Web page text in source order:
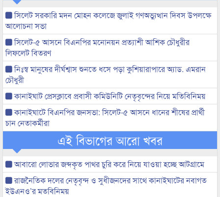
সিলেট সরকারি মদন মোহন কলেজে জুলাই গণঅভ্যুত্থান দিবস উপলক্ষে
আলোচনা সভা
সিলেট-৫ আসনে বিএনপির মনোনয়ন প্রত্যাশী আশিক চৌধুরীর
লিফলেট বিতরণ
নিঃস্ব মানুষের দীর্ঘশ্বাস শুনতে ধসে পড়া কুশিয়ারাপারে অ্যাড. এমরান
চৌধুরী
কানাইঘাট প্রেসক্লাবে প্রবাসী কমিউনিটি নেতৃবৃন্দের নিয়ে মতিবিনিময়
কানাইঘাটে বিএনপির জনসভা: সিলেট-৫ আসনে ধানের শীষের প্রার্থী
চান নেতাকর্মীরা
এই বিভাগের আরো খবর
আবারো লোভার জব্দকৃত পাথর চুরি করে নিয়ে যাওয়া হচ্ছে আটগ্রামে
রাজনৈতিক দলের নেতৃবৃন্দ ও সুধীজনদের সাথে কানাইঘাটের নবাগত
ইউএনও’র মতবিনিময়